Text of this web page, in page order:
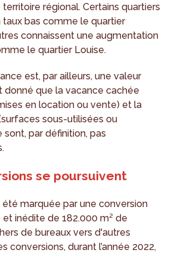
régional. Certains quartiers
taux bas comme le quartier
connaissent une augmentation
le quartier Louise.
est, par ailleurs, une valeur
donné que la vacance cachée
en location ou vente) et la
sous-utilisées ou
sont, par définition, pas
se poursuivent
été marquée par une conversion
inédite de 182.000 m² de
de bureaux vers d'autres
conversions, durant l’année 2022,